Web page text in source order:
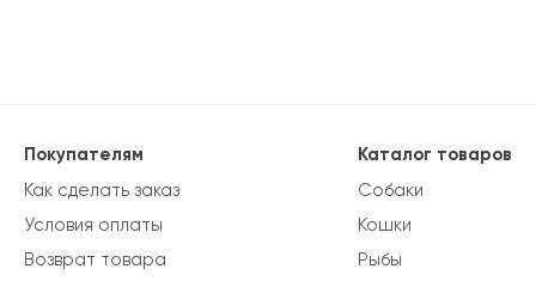
Каталог товаров
Собаки
Кошки
Рыбы
Покупателям
Как сделать заказ
Условия оплаты
Возврат товара